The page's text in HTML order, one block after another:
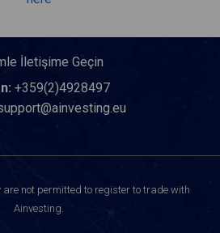
İletişime Geçin
+359(2)4928497
are not permitted to register to trade with
Ainvesting.